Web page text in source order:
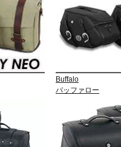
Buffalo
バッファロー